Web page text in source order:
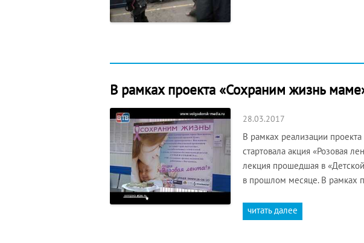
В рамках проекта «Сохраним жизнь
28.03.2017
В рамках реализации
стартовала акция «Розовая
лекция прошедшая в
в прошлом месяце. В рамках
читать далее